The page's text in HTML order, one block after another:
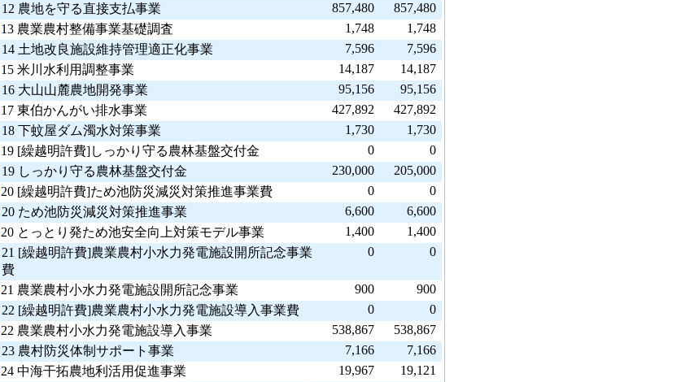
12 農地を守る直接支払事業
857,480
857,480
13 農業農村整備事業基礎調査
1,748
1,748
14 土地改良施設維持管理適正化事業
7,596
7,596
15 米川水利用調整事業
14,187
14,187
16 大山山麓農地開発事業
95,156
95,156
17 東伯かんがい排水事業
427,892
427,892
18 下蚊屋ダム濁水対策事業
1,730
1,730
19 [繰越明許費]しっかり守る農林基盤交付金
0
0
19 しっかり守る農林基盤交付金
230,000
205,000
20 [繰越明許費]ため池防災減災対策推進事業費
0
0
20 ため池防災減災対策推進事業
6,600
6,600
20 とっとり発ため池安全向上対策モデル事業
1,400
1,400
21 [繰越明許費]農業農村小水力発電施設開所記念事業
費
0 0
21 農業農村小水力発電施設開所記念事業 900
900
22 [繰越明許費]農業農村小水力発電施設導入事業費
0
0
22 農業農村小水力発電施設導入事業
538,867
538,867
23 農村防災体制サポート事業
7,166
7,166
24 中海干拓農地利活用促進事業
19,967
19,121